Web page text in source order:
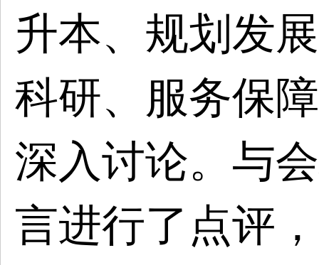
升本、规划发
科研、服务保
深入讨论。与
言进行了点评